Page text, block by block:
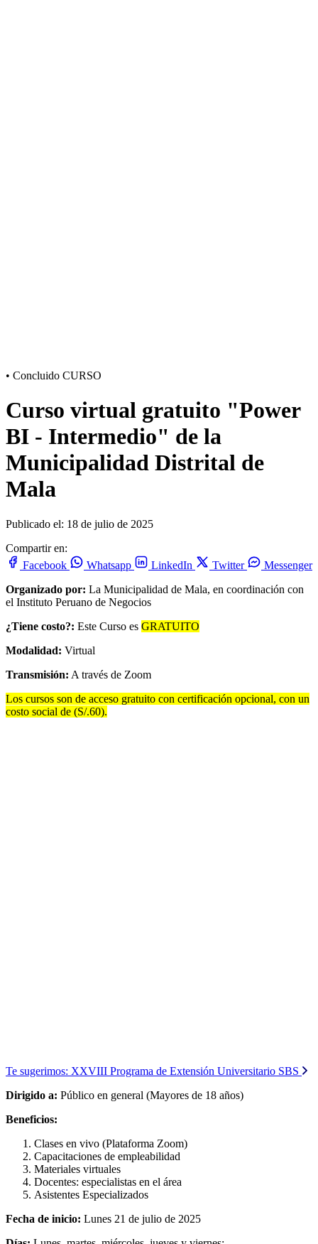
• Concluido CURSO
Curso virtual gratuito "Power
BI - Intermedio" de la
Municipalidad Distrital de
Mala
Publicado el: 18 de julio de 2025
Compartir en:
Facebook
Whatsapp LinkedIn Twitter
Messenger
Organizado por: La Municipalidad de Mala, en coordinación con
el Instituto Peruano de Negocios
¿Tiene costo?: Este Curso es GRATUITO
Modalidad: Virtual
Transmisión: A través de Zoom
Los cursos son de acceso gratuito con certificación opcional, con un
costo social de (S/.60).
Te sugerimos: XXVIII Programa de Extensión Universitario SBS
Dirigido a: Público en general (Mayores de 18 años)
Beneficios:
Clases en vivo (Plataforma Zoom)
Capacitaciones de empleabilidad
Materiales virtuales
Docentes: especialistas en el área
Asistentes Especializados
Fecha de inicio: Lunes 21 de julio de 2025